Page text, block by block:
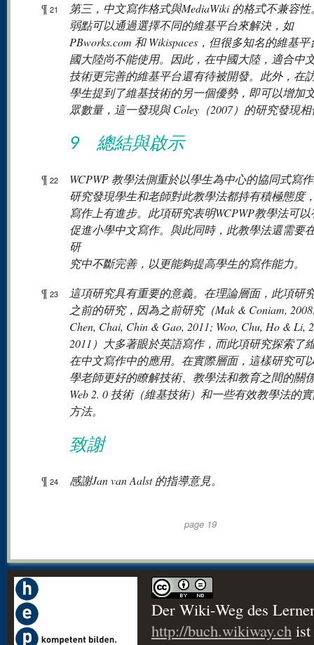
¶ 21
第三，中文寫作格式與MediaWiki 的格式不兼容
弱點可以通過選擇不同的維基平台來解決，如
PBworks.com 和 Wikispaces，但很多知名的維基
國大陸尚不能使用。因此，在中國大陸，適合中
技術更完善的維基平台還有待被開發。此外，在
學生提到了維基技術的另一個優勢，即可以增加
眾數量，這一發現與 Coley（2007）的研究發現
9 總結與啟示
¶ 22
WCPWP 教學法側重於以學生為中心的協同式寫
研究發現學生和老師對此教學法都持有積極態度
寫作上有進步。此項研究表明WCPWP教學法可
促進小學中文寫作。與此同時，此教學法還需要
研
究中不斷完善，以更能夠提高學生的寫作能力。
¶ 23
這項研究具有重要的意義。在理論層面，此項研
之前的研究，因為之前研究（Mak & Coniam,
Chen, Chai, Chin & Gao, 2011; Woo, Chu, Ho & Li,
2011）大多著眼於英語寫作，而此項研究探索了
在中文寫作中的應用。在實際層面，這樣研究可
學老師更好的瞭解技術、教學法和教育之間的關
Web 2. 0 技術（維基技術）和一些有效教學法的
方法。
致謝
¶ 24 感謝Jan van Aalst 的指導意見。
page 19
Der Wiki-Weg des
http://buch.wikiway.chist